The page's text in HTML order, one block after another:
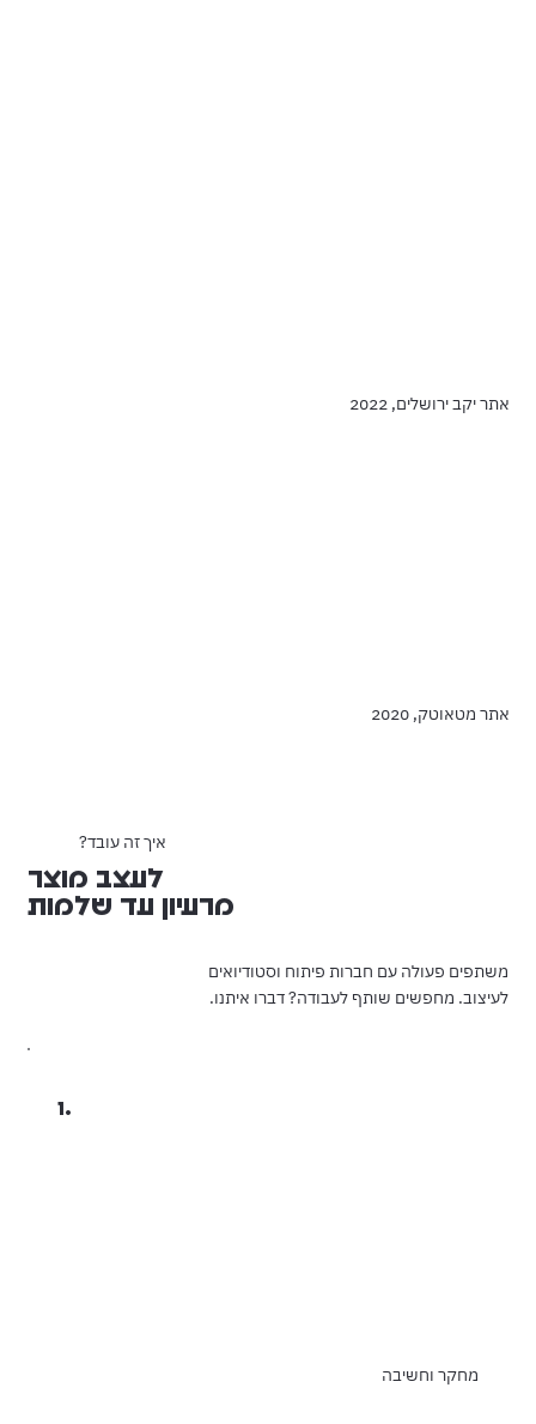
אתר יקב ירושלים, 2022
אתר מטאוטק, 2020
משתפים פעולה עם חברות פיתוח וסטודיואים
לעיצוב. מחפשים שותף לעבודה? דברו איתנו.
?איך זה עובד
לעצב מוצר
מרעיון עד שלמות
1.
מחקר וחשיבה